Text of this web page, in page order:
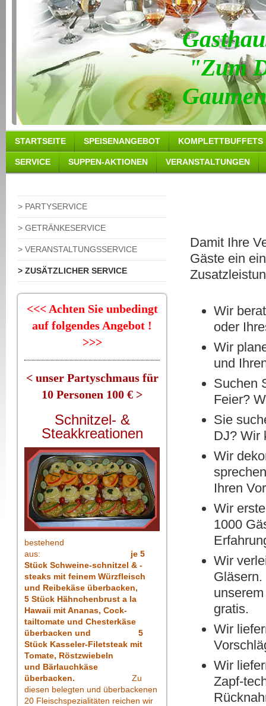
"Zum
STARTSEITE SPEISENANGEBOT KOMPLETTBUFFETS
SERVICE SUPPEN-AKTIONEN VERANSTALTUNGEN
> PARTYSERVICE
> GETRÄNKESERVICE
> VERANSTALTUNGSSERVICE
> ZUSÄTZLICHER SERVICE
<<< Achten Sie unbedingt
auf folgendes Angebot !
>>>
< unser Partyschmaus für
10 Personen 100 € >
Schnitzel- &
Steakkreationen
bestehend
aus: je 5
Stück Schweine-schnitzel & -
steaks mit feinem Würzfleisch
und Reibekäse überbacken,
5 Stück Hähnchenbrust a la
Hawaii mit Ananas, Cock-
tailtomate und Chesterkäse
überbacken und 5
Stück Kasseler-Filetsteak mit
Tomate, Röstzwiebeln
und Bärlauchkäse
überbacken. Zu
diesen belegten und überbackenen
20 Fleischspezialitäten reichen wir
Damit Ihre
Gäste ein
Wir
oder
Wir
und
Suchen
Feier?
Sie
DJ? Wir
Wir
Ihren
Wir
1000
Wir
gratis.
Wir
Wir
Zapf-